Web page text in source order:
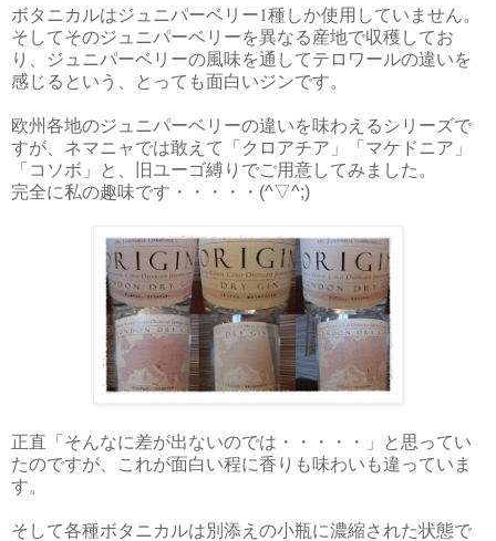
ボタニカルはジュニパーベリー1種しか使用していません。
そしてそのジュニパーベリーを異なる産地で収穫してお
り、ジュニパーベリーの風味を通してテロワールの違いを
感じるという、とっても面白いジンです。
欧州各地のジュニパーベリーの違いを味わえるシリーズで
すが、ネマニャでは敢えて「クロアチア」「マケドニア」
「コソボ」と、旧ユーゴ縛りでご用意してみました。
完全に私の趣味です・・・・・(^▽^;)
正直「そんなに差が出ないのでは・・・・・」と思ってい
たのですが、これが面白い程に香りも味わいも違っていま
す。
そして各種ボタニカルは別添えの小瓶に濃縮された状態で